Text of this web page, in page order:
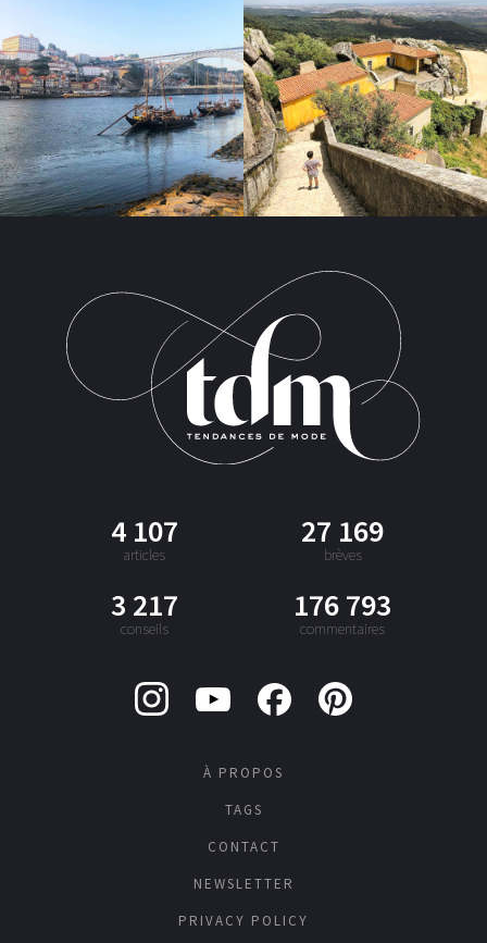
4 107
articles
27 169
brèves
3 217
conseils
176 793
commentaires
À PROPOS
TAGS
CONTACT
NEWSLETTER
PRIVACY POLICY